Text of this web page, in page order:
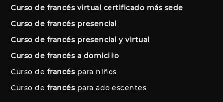
Curso de francés virtual certificado más sede
Curso de francés presencial
Curso de francés presencial y virtual
Curso de francés a domicilio
Curso de francéspara niños
Curso de francéspara adolescentes